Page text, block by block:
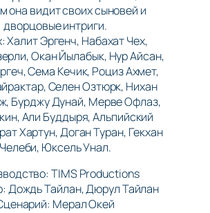
она видит своих сыновей и
дворцовые интриги.
Халит Эргенч, Набахат Чех,
Окан Йылабык, Нур Айсан,
Сема Кечик, Роциз Ахмет,
Селен Озтюрк, Нихан
Бурджу Дунай, Мерве Офлаз,
Али Буддыря, Альпийский
Хартун, Доган Туран, Гекхан
Челеби, Юксель Унал.
TIMS Productions
Дождь Тайлан, Дюрул Тайлан
Мерал Окей